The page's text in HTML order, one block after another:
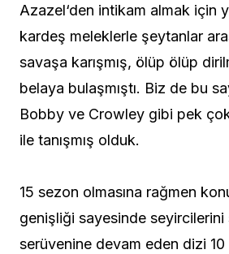
Azazel‘den intikam almak için
kardeş meleklerle şeytanlar
savaşa karışmış, ölüp ölüp
belaya bulaşmıştı. Biz de bu
Bobby ve Crowley gibi pek
ile tanışmış olduk.
15 sezon olmasına rağmen
genişliği sayesinde seyircilerini
serüvenine devam eden dizi 10